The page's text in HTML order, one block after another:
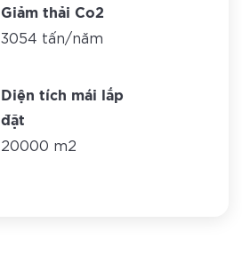
Giảm thải Co2
3054 tấn/năm
Diện tích mái lắp
đặt
20000 m2